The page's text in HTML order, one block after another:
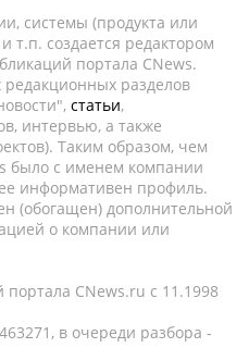
системы (продукта или
т.п. создается редактором
портала CNews.
разделов
статьи,
интервью, а также
Таким образом, чем
было с именем компании
информативен профиль.
(обогащен) дополнительной
о компании или
CNews.ru c 11.1998
в очереди разбора -